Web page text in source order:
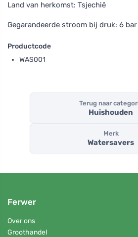
Land van herkomst: Tsjechië
Gegarandeerde stroom bij druk: 6 bar
Productcode
WAS001
Terug naar
Huishouden
Merk
Watersavers
Ferwer
Over ons
Groothandel